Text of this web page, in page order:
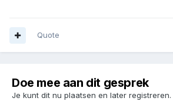
Quote
Doe mee aan dit gesprek
Je kunt dit nu plaatsen en later